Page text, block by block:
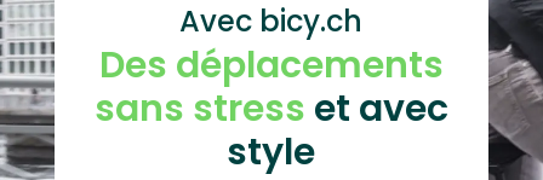
Avec bicy.ch
Des déplacements
sans stress et avec
style